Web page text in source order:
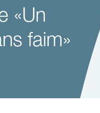
«Un
faim»